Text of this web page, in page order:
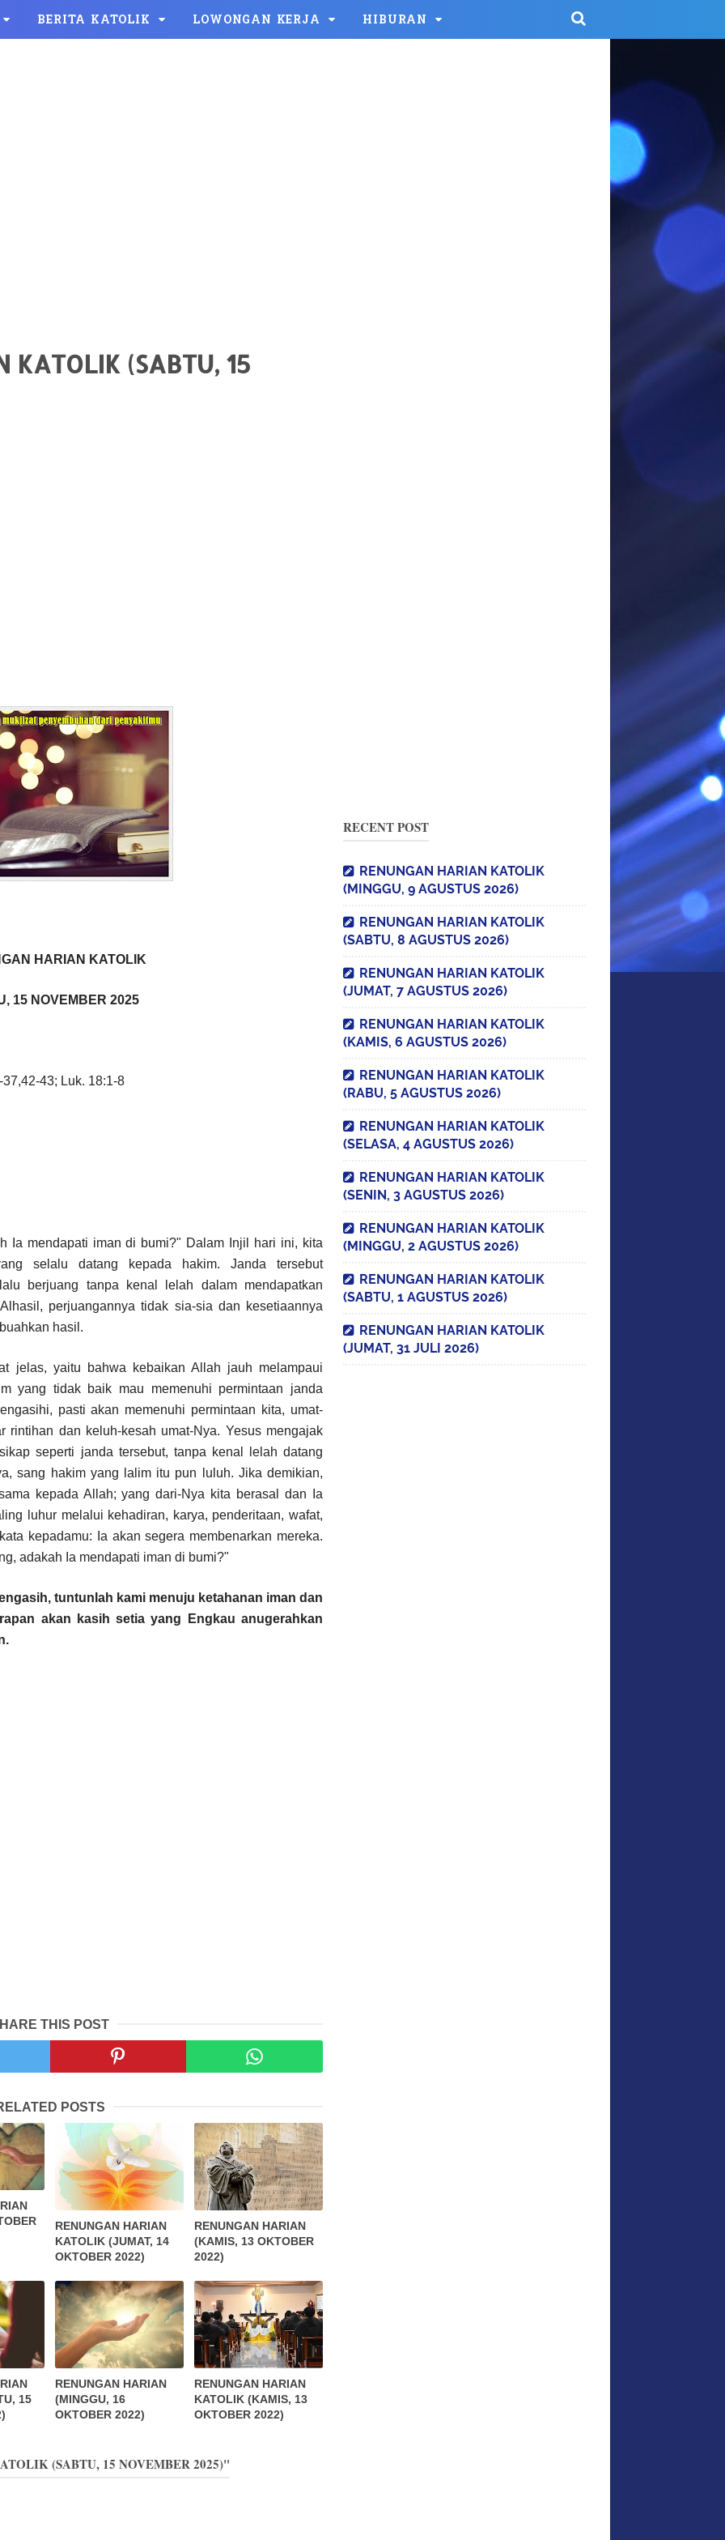
BERITA KATOLIK LOWONGAN KERJA HIBURAN
KATOLIK (SABTU, 15
HARIAN KATOLIK
15 NOVEMBER 2025
43; Luk. 18:1-8
Ia mendapati iman di bumi?" Dalam Injil hari ini, kita
selalu datang kepada hakim. Janda
tersebut
berjuang tanpa kenal lelah dalam
mendapatkan
Alhasil , perjuangannya tidak sia-sia dan kesetiaannya
hasil .
jelas, yaitu bahwa kebaikan Allah jauh melampaui
yang tidak baik mau memenuhi permintaan
janda
, pasti akan memenuhi permintaan kita, umat-
rintihan dan keluh-kesah umat-Nya. Yesus mengajak
seperti janda tersebut, tanpa kenal lelah datang
, sang hakim yang lalim itu pun luluh. Jikademikian,
kepada Allah; yangdari-Nya kita berasal dan
Ia
luhur melalui kehadiran, karya, penderitaan,wafat,
kepadamu: Ia akan segera membenarkan mereka.
, adakah Ia mendapati iman di bumi?"
, tuntunlah kami menuju ketahanan iman dan
akan kasih setia yang Engkau anugerahkan
THIS POST
POSTS
RENUNGAN HARIAN
KATOLIK (JUMAT, 14
OKTOBER 2022)
RENUNGAN HARIAN
(KAMIS, 13 OKTOBER
2022)
15
RENUNGAN HARIAN
(MINGGU, 16
OKTOBER 2022)
RENUNGAN HARIAN
KATOLIK (KAMIS, 13
OKTOBER 2022)
(SABTU, 15 NOVEMBER 2025)"
RECENT POST
RENUNGAN HARIAN KATOLIK
(MINGGU, 9 AGUSTUS 2026)
RENUNGAN HARIAN KATOLIK
(SABTU, 8 AGUSTUS 2026)
RENUNGAN HARIAN KATOLIK
(JUMAT, 7 AGUSTUS 2026)
RENUNGAN HARIAN KATOLIK
(KAMIS, 6 AGUSTUS 2026)
RENUNGAN HARIAN KATOLIK
(RABU, 5 AGUSTUS 2026)
RENUNGAN HARIAN KATOLIK
(SELASA, 4 AGUSTUS 2026)
RENUNGAN HARIAN KATOLIK
(SENIN, 3 AGUSTUS 2026)
RENUNGAN HARIAN KATOLIK
(MINGGU, 2 AGUSTUS 2026)
RENUNGAN HARIAN KATOLIK
(SABTU, 1 AGUSTUS 2026)
RENUNGAN HARIAN KATOLIK
(JUMAT, 31 JULI 2026)